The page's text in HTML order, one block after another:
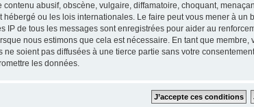
abusif, obscène, vulgaire, diffamatoire, choquant,
hébergé ou les lois internationales. Le faire peut vous mener à
IP de tous les messages sont enregistrées pour aider au
nous estimons que cela est nécessaire. En tant que
soient pas diffusées à une tierce partie sans votre
les données.